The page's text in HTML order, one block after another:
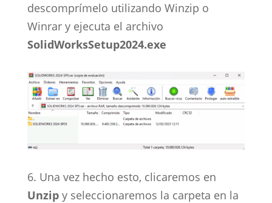
descomprímelo utilizando Winzip o
Winrar y ejecuta el archivo
SolidWorksSetup2024.exe
6. Una vez hecho esto, clicaremos en
Unzipy seleccionaremos la carpeta en la